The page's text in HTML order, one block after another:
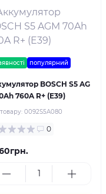
популярний
BOSCH S5 AG
760A R+ (E39)
0092S5A080
0